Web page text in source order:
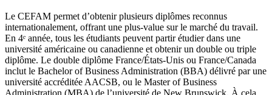
Le CEFAM permet d’obtenir plusieurs diplômes reconnus
internationalement, offrant une plus-value sur le marché du travail.
En 4ᵉ année, tous les étudiants peuvent partir étudier dans une
université américaine ou canadienne et obtenir un double ou triple
diplôme. Le double diplôme France/États-Unis ou France/Canada
inclut le Bachelor of Business Administration (BBA) délivré par une
université accréditée AACSB, ou le Master of Business
Administration (MBA) de l’université de New Brunswick. À cela